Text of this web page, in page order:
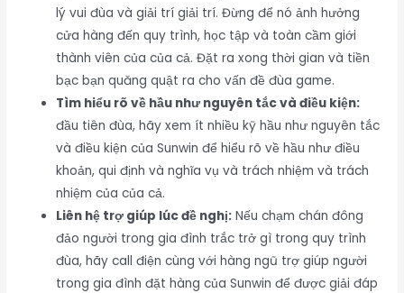
lý vui đùa và giải trí giải trí. Đừng để nó ảnh hưởng
cửa hàng đến quy trình, học tập và toàn cầm giới
thành viên của của cả. Đặt ra xong thời gian và tiền
bạc bạn quăng quật ra cho vấn đề đùa game.
Tìm hiểu rõ về hầu như nguyên tắc và điều kiện:
đầu tiên đùa, hãy xem ít nhiều kỹ hầu như nguyên tắc
và điều kiện của Sunwin để hiểu rõ về hầu như điều
khoản, qui định và nghĩa vụ và trách nhiệm và trách
nhiệm của của cả.
Liên hệ trợ giúp lúc đề nghị: Nếu chạm chán đông
đảo người trong gia đình trắc trở gì trong quy trình
đùa, hãy call điện cùng với hàng ngũ trợ giúp người
trong gia đình đặt hàng của Sunwin để được giải đáp